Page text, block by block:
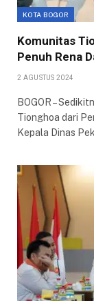
KOTA BOGOR
Komunitas
Penuh Rena
2 AGUSTUS 2024
BOGOR –
Tionghoa dari
Kepala Dinas